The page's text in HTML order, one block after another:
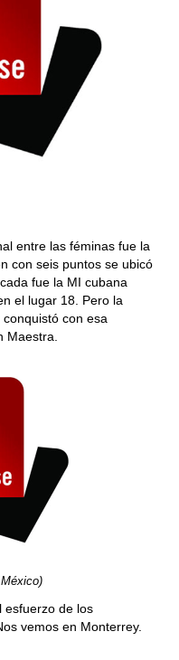
entre las féminas fue la
con seis puntos se ubicó
fue la MI cubana
el lugar 18. Pero la
con esa
Maestra.
esfuerzo de los
vemos en Monterrey.